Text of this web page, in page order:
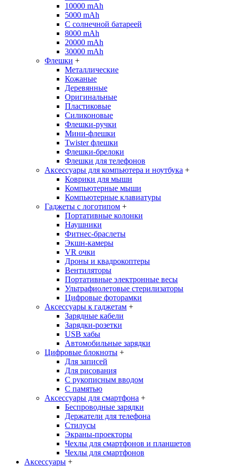
10000 mAh
5000 mAh
С солнечной батареей
8000 mAh
20000 mAh
30000 mAh
Флешки +
Металлические
Кожаные
Деревянные
Оригинальные
Пластиковые
Силиконовые
Флешки-ручки
Мини-флешки
Twister флешки
Флешки-брелоки
Флешки для телефонов
Аксессуары для компьютера и ноутбука +
Коврики для мыши
Компьютерные мыши
Компьютерные клавиатуры
Гаджеты с логотипом +
Портативные колонки
Наушники
Фитнес-браслеты
Экшн-камеры
VR очки
Дроны и квадрокоптеры
Вентиляторы
Портативные электронные весы
Ультрафиолетовые стерилизаторы
Цифровые фоторамки
Аксессуары к гаджетам +
Зарядные кабели
Зарядки-розетки
USB хабы
Автомобильные зарядки
Цифровые блокноты +
Для записей
Для рисования
С рукописным вводом
С памятью
Аксессуары для смартфона +
Беспроводные зарядки
Держатели для телефона
Стилусы
Экраны-проекторы
Чехлы для смартфонов и планшетов
Чехлы для смартфонов
Аксессуары +